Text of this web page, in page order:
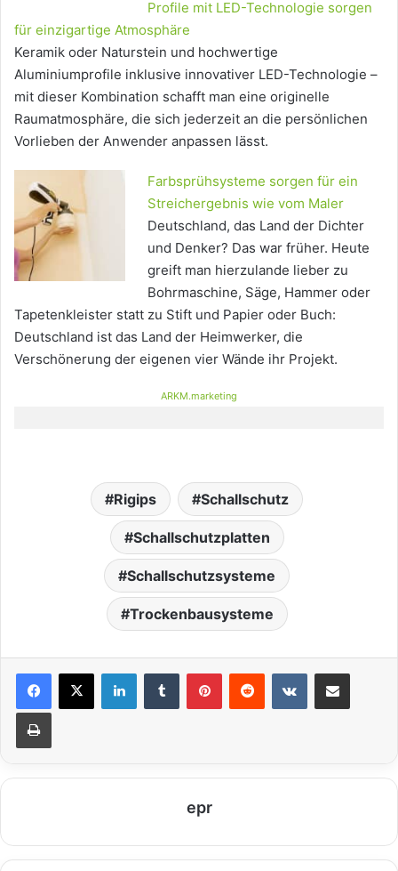
Profile mit LED-Technologie sorgen
für einzigartige Atmosphäre
Keramik oder Naturstein und hochwertige
Aluminiumprofile inklusive innovativer LED-Technologie –
mit dieser Kombination schafft man eine originelle
Raumatmosphäre, die sich jederzeit an die persönlichen
Vorlieben der Anwender anpassen lässt.
Farbsprühsysteme sorgen für ein
Streichergebnis wie vom Maler
Deutschland, das Land der Dichter
und Denker? Das war früher. Heute
greift man hierzulande lieber zu
Bohrmaschine, Säge, Hammer oder
Tapetenkleister statt zu Stift und Papier oder Buch:
Deutschland ist das Land der Heimwerker, die
Verschönerung der eigenen vier Wände ihr Projekt.
ARKM.marketing
Rigips Schallschutz
Schallschutzplatten
Schallschutzsysteme
Trockenbausysteme
epr